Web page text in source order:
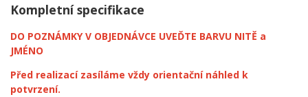
Kompletní specifikace
DO POZNÁMKY V OBJEDNÁVCE UVEĎTE BARVU NITĚ a
JMÉNO
Před realizací zasíláme vždy orientační náhled k
potvrzení.